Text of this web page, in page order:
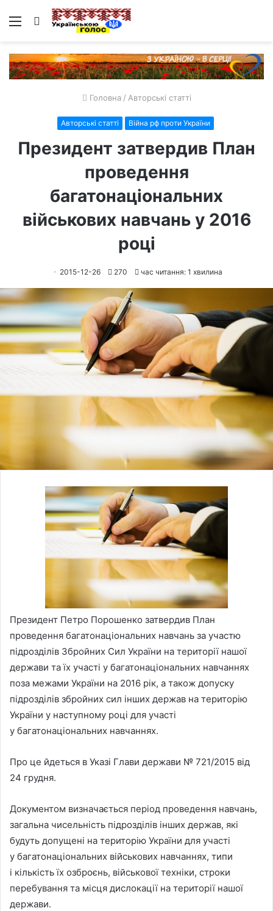
Меню Пошук
Головна / Авторські статті
Авторські статті Війна рф проти України
Президент затвердив План
проведення
багатонаціональних
військових навчань у 2016
році
2015-12-26 270 час читання: 1 хвилина
Президент Петро Порошенко затвердив План
проведення багатонаціональних навчань за участю
підрозділів Збройних Сил України на території нашої
держави та їх участі у багатонаціональних навчаннях
поза межами України на 2016 рік, а також допуску
підрозділів збройних сил інших держав на територію
України у наступному році для участі
у багатонаціональних навчаннях.
Про це йдеться в Указі Глави держави № 721/2015 від
24 грудня.
Документом визначається період проведення навчань,
загальна чисельність підрозділів інших держав, які
будуть допущені на територію України для участі
у багатонаціональних військових навчаннях, типи
і кількість їх озброєнь, військової техніки, строки
перебування та місця дислокації на території нашої
держави.